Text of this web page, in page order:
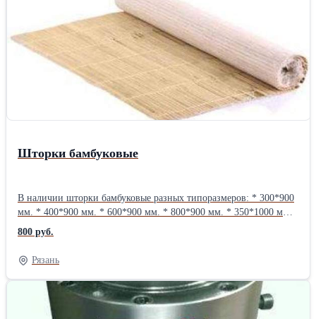
флексографической краски по анилоксовому валу.Длина: 60 см
Ширина: 11 см Высота: 11 см Вес: 15 кг
Шторки бамбуковые
В наличии шторки бамбуковые разных типоразмеров: * 300*900
мм. * 400*900 мм. * 600*900 мм. * 800*900 мм. * 350*1000 мм.
А так же любые размеры шторок на заказ.Вес: 1 кг
800 руб.
Рязань